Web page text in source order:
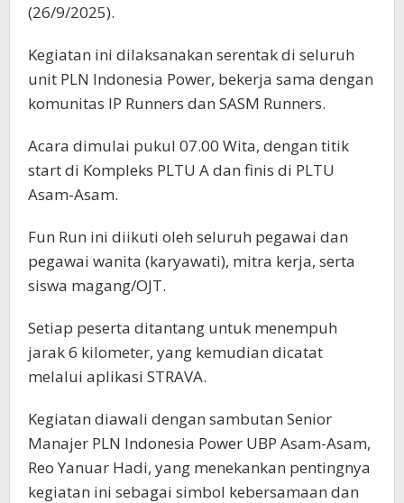
(26/9/2025).
Kegiatan ini dilaksanakan serentak di seluruh
unit PLN Indonesia Power, bekerja sama dengan
komunitas IP Runners dan SASM Runners.
Acara dimulai pukul 07.00 Wita, dengan titik
start di Kompleks PLTU A dan finis di PLTU
Asam-Asam.
Fun Run ini diikuti oleh seluruh pegawai dan
pegawai wanita (karyawati), mitra kerja, serta
siswa magang/OJT.
Setiap peserta ditantang untuk menempuh
jarak 6 kilometer, yang kemudian dicatat
melalui aplikasi STRAVA.
Kegiatan diawali dengan sambutan Senior
Manajer PLN Indonesia Power UBP Asam-Asam,
Reo Yanuar Hadi, yang menekankan pentingnya
kegiatan ini sebagai simbol kebersamaan dan